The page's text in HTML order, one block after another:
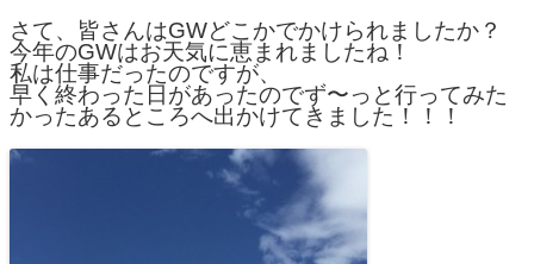
さて、皆さんはGWどこかでかけられましたか？
今年のGWはお天気に恵まれましたね！
私は仕事だったのですが、
早く終わった日があったのでず〜っと行ってみた
かったあるところへ出かけてきました！！！